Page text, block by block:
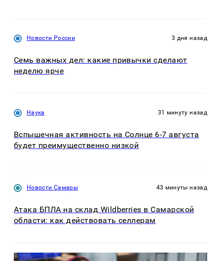
Новости России 3 дня назад
Семь важных дел: какие привычки сделают
неделю ярче
Наука 31 минуту назад
Вспышечная активность на Солнце 6-7 августа
будет преимущественно низкой
Новости Самары 43 минуты назад
Атака БПЛА на склад Wildberries в Самарской
области: как действовать селлерам